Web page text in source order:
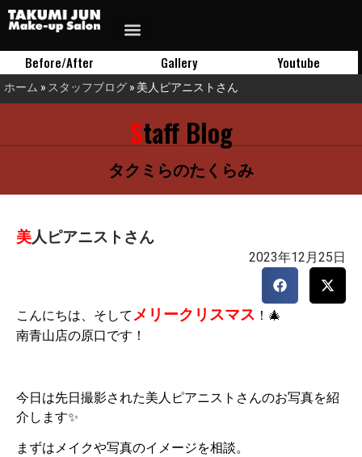
Before/After Gallery Youtube
ホーム » スタッフブログ » 美人ピアニストさん
Staff Blog
タクミらのたくらみ
美人ピアニストさん
2023年12月25日
こんにちは、そしてメリークリスマス ！🎄
南青山店の原口です！
今日は先日撮影された美人ピアニストさんのお写真を紹
介します✨
まずはメイクや写真のイメージを相談。